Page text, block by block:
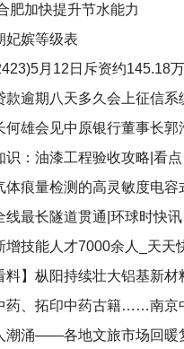
肥加快提升节水能力
妃嫔等级表
月12日斥资约145.18
款逾期八天多久会上征信系
何雄会见中原银行董事长郭
识：油漆工程验收攻略|看点
体痕量检测的高灵敏度电容
线最长隧道贯通|环球时快讯
增技能人才7000余人_天天
料】枞阳持续壮大铝基新材
药、拓印中药古籍……南京
潮涌——各地文旅市场回暖